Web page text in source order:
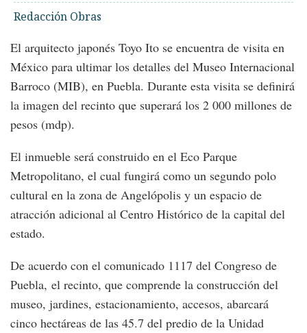
Redacción Obras
El arquitecto japonés Toyo Ito se encuentra de visita en
México para ultimar los detalles del Museo Internacional
Barroco (MIB), en Puebla. Durante esta visita se definirá
la imagen del recinto que superará los 2 000 millones de
pesos (mdp).
El inmueble será construido en el Eco Parque
Metropolitano, el cual fungirá como un segundo polo
cultural en la zona de Angelópolis y un espacio de
atracción adicional al Centro Histórico de la capital del
estado.
De acuerdo con el comunicado 1117 del Congreso de
Puebla, el recinto, que comprende la construcción del
museo, jardines, estacionamiento, accesos, abarcará
cinco hectáreas de las 45.7 del predio de la Unidad